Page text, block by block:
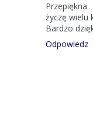
życzę wielu
Bardzo
Odpowiedz